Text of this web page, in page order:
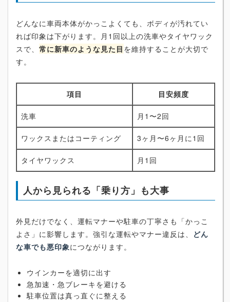
どんなに車両本体がかっこよくても、ボディが汚れてい
れば印象は下がります。月1回以上の洗車やタイヤワック
スで、 常に新車のような見た目 を維持することが大切で
す。
項目 目安頻度
洗車 月1〜2回
ワックスまたはコーティング 3ヶ月〜6ヶ月に1回
タイヤワックス 月1回
人から見られる「乗り方」も大事
外見だけでなく、運転マナーや駐車の丁寧さも「かっこ
よさ」に影響します。強引な運転やマナー違反は、 どん
な車でも悪印象につながります。
ウインカーを適切に出す
急加速・急ブレーキを避ける
駐車位置は真っ直ぐに整える